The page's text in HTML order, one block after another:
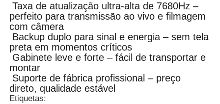
Taxa de atualização ultra-alta de 7680Hz –
perfeito para transmissão ao vivo e filmagem
com câmera
Backup duplo para sinal e energia – sem tela
preta em momentos críticos
Gabinete leve e forte – fácil de transportar e
montar
Suporte de fábrica profissional – preço
direto, qualidade estável
Etiquetas: